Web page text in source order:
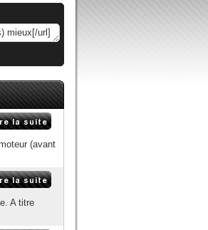
(avant
A titre